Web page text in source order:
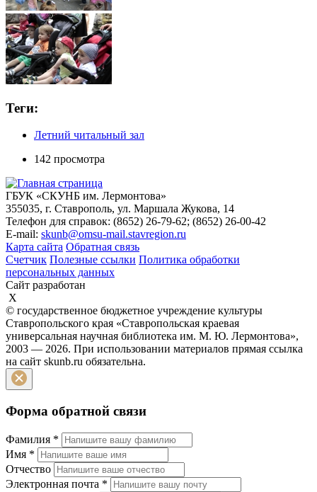
Теги:
Летний читальный зал
142 просмотра
ГБУК «СКУНБ им. Лермонтова»
355035, г. Ставрополь, ул. Маршала Жукова, 14
Телефон для справок: (8652) 26-79-62; (8652) 26-00-42
E-mail: skunb@omsu-mail.stavregion.ru
Карта сайта Обратная связь
Счетчик Полезные ссылки Политика обработки
персональных данных
Сайт разработан
X
© государственное бюджетное учреждение культуры
Ставропольского края «Ставропольская краевая
универсальная научная библиотека им. М. Ю. Лермонтова»,
2003 — 2026. При использовании материалов прямая ссылка
на сайт skunb.ru обязательна.
Форма обратной связи
Фамилия *
Имя *
Отчество
Электронная почта *